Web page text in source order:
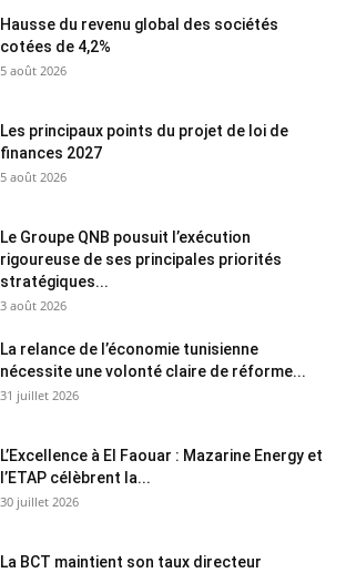
Hausse du revenu global des sociétés
cotées de 4,2%
5 août 2026
Les principaux points du projet de loi de
finances 2027
5 août 2026
Le Groupe QNB pousuit l’exécution
rigoureuse de ses principales priorités
stratégiques...
3 août 2026
La relance de l’économie tunisienne
nécessite une volonté claire de réforme...
31 juillet 2026
L’Excellence à El Faouar : Mazarine Energy et
l’ETAP célèbrent la...
30 juillet 2026
La BCT maintient son taux directeur